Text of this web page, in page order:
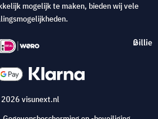
mogelijk te maken, bieden wij vele
visunext.nl